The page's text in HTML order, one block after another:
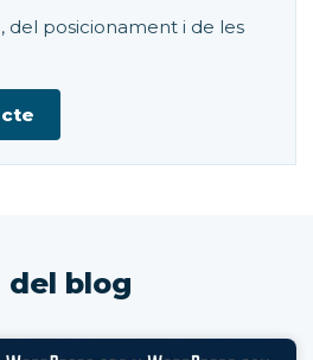
del posicionament i de les
del blog